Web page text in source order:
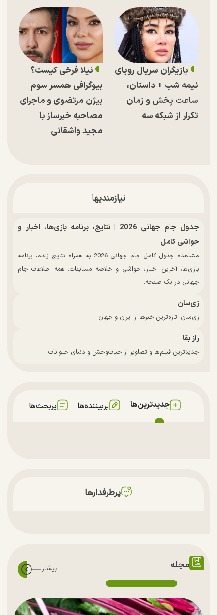
بازیگران سریال رویای
نیمه شب + داستان،
ساعت پخش و زمان
تکرار از شبکه سه
نیلا فرخی کیست؟
بیوگرافی همسر سوم
بیژن مرتضوی و ماجرای
مصاحبه خبرساز با
مجید واشقانی
نیازمندیها
جدول جام جهانی 2026 | نتایج، برنامه بازی‌ها، اخبار و
حواشی کامل
مشاهده جدول کامل جام جهانی 2026 به همراه نتایج زنده، برنامه
بازی‌ها، آخرین اخبار، حواشی و خلاصه مسابقات. همه اطلاعات جام
جهانی در یک صفحه.
زی‌سان
زی‌سان: تازه‌ترین خبرها از ایران و جهان
راز بقا
جدیدترین فیلم‌ها و تصاویر از حیات‌وحش و دنیای حیوانات
جدیدترین‌ها پربیننده‌ها پربحث‌ها
پرطرفدارها
مجله